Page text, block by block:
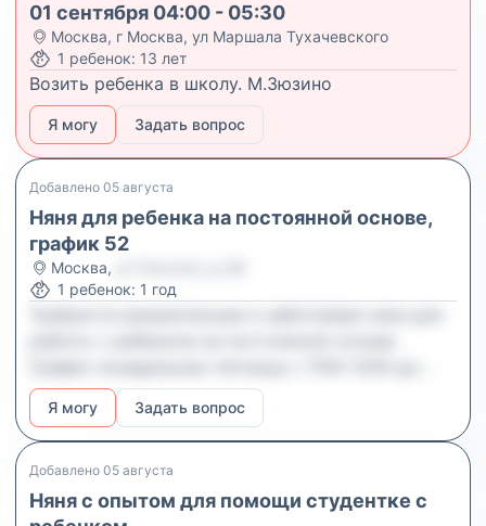
01 сентября 04:00 - 05:30
Москва, г Москва, ул Маршала Тухачевского
1 ребенок: 13 лет
Возить ребенка в школу. М.Зюзино
Я могу Задать вопрос
Добавлено 05 августа
Няня для ребенка на постоянной основе,
график 52
Москва,
1 ребенок: 1 год
1800 (время может корректироваться по
договоренности). Обязанности уход за
ребенком, прогулки, возрастные игры и занятия,
кормление, укладывание на сон, приготовление
еды для ребенка или семьи, поддержание
Я могу Задать вопрос
Добавлено 05 августа
Няня с опытом для помощи студентке с